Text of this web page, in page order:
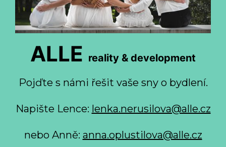
ALLE reality & development
Pojďte s námi řešit vaše sny o bydlení.
Napište Lence: lenka.nerusilova@alle.cz
nebo Anně: anna.oplustilova@alle.cz